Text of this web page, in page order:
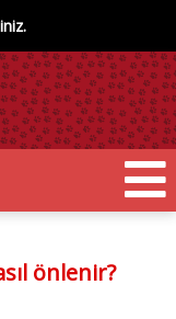
önlenir?